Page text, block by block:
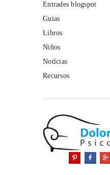
Entrades blogspot
Guias
Libros
Niños
Notícias
Recursos